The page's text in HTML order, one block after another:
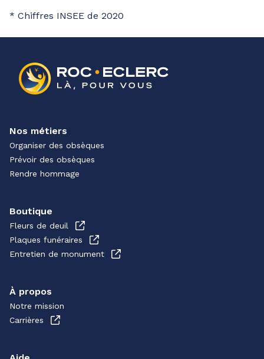
* Chiffres INSEE de 2020
Nos métiers
Organiser des obsèques
Prévoir des obsèques
Rendre hommage
Boutique
Fleurs de deuil
Plaques funéraires
Entretien de monument
À propos
Notre mission
Carrières